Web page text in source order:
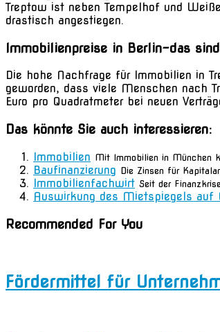
Treptow ist neben Tempelhof und
drastisch angestiegen.
Immobilienpreise in Berlin-das
Die hohe Nachfrage für Immobilien in
geworden, dass viele Menschen nach
Euro pro Quadratmeter bei neuen
Das könnte Sie auch interessieren:
Immobilien Mit Immobilien in München
Baufinanzierung Die Zinsen für
Immobilienfachwirt Seit der
Auswirkung des Mietspiegels auf
Recommended For You
Fördermittel für